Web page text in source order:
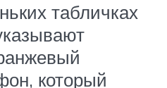
табличках
который